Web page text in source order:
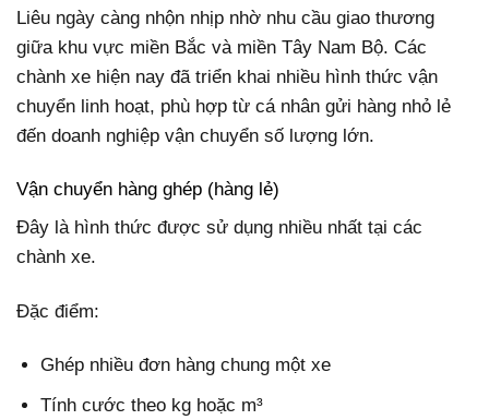
Liêu ngày càng nhộn nhịp nhờ nhu cầu giao thương
giữa khu vực miền Bắc và miền Tây Nam Bộ. Các
chành xe hiện nay đã triển khai nhiều hình thức vận
chuyển linh hoạt, phù hợp từ cá nhân gửi hàng nhỏ lẻ
đến doanh nghiệp vận chuyển số lượng lớn.
Vận chuyển hàng ghép (hàng lẻ)
Đây là hình thức được sử dụng nhiều nhất tại các
chành xe.
Đặc điểm:
Ghép nhiều đơn hàng chung một xe
Tính cước theo kg hoặc m³